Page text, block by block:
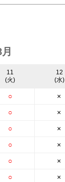
11
(火)
○
○
○
○
○
○
12
(水)
×
×
×
×
×
×